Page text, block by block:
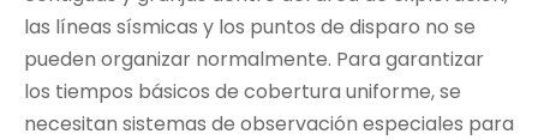
las líneas sísmicas y los puntos de disparo no se
pueden organizar normalmente. Para garantizar
los tiempos básicos de cobertura uniforme, se
necesitan sistemas de observación especiales para